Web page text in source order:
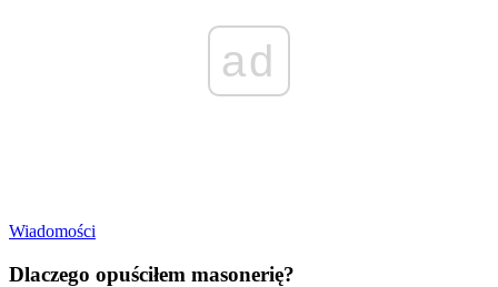
ad
Wiadomości
Dlaczego opuściłem masonerię?